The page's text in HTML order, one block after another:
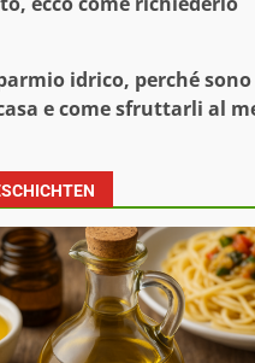
idrico, perché
e come sfruttarli al